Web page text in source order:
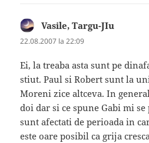
Vasile, Targu-JIu
22.08.2007 la 22:09
Ei, la treaba asta sunt pe
stiut. Paul si Robert sunt la
Moreni zice altceva. In
doi dar si ce spune Gabi mi
sunt afectati de perioada in
este oare posibil ca grija